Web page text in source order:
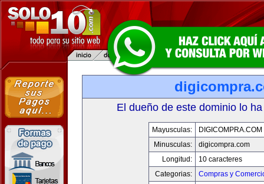
El dueño de este dominio lo
Mayusculas:
DIGICOMPRA.COM
Minusculas:
digicompra.com
Longitud:
10 caracteres
Categorias:
Compras y